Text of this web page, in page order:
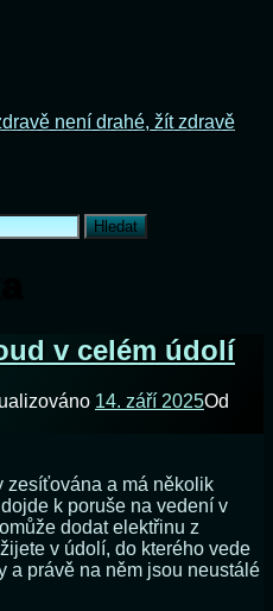
není drahé, žít zdravě
v celém údolí
14. září 2025Od
zesíťována a má několik
k poruše na vedení v
dodat elektřinu z
v údolí, do kterého vede
a právě na něm jsou neustálé